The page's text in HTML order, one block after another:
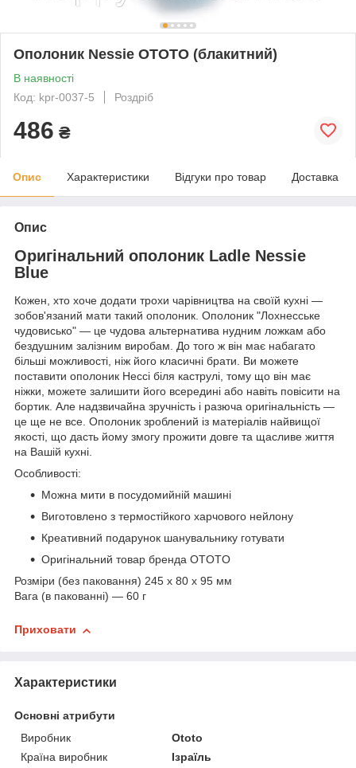
Ополоник Nessie OTOTO (блакитний)
В наявності
Код: kpr-0037-5
Роздріб
486 ₴
Опис Характеристики Відгуки про товар Доставка
Опис
Оригінальний ополоник Ladle Nessie
Blue
Кожен, хто хоче додати трохи чарівництва на своїй кухні —
зобов'язаний мати такий ополоник. Ополоник "Лохнесське
чудовисько" — це чудова альтернатива нудним ложкам або
бездушним залізним виробам. До того ж він має набагато
більші можливості, ніж його класичні брати. Ви можете
поставити ополоник Нессі біля каструлі, тому що він має
ніжки, можете залишити його всередині або навіть повісити на
бортик. Але надзвичайна зручність і разюча оригінальність —
це ще не все. Ополоник зроблений із матеріалів найвищої
якості, що дасть йому змогу прожити довге та щасливе життя
на Вашій кухні.
Особливості:
Можна мити в посудомийній машині
Виготовлено з термостійкого харчового нейлону
Креативний подарунок шанувальнику готувати
Оригінальний товар бренда OTOTO
Розміри (без паковання) 245 x 80 x 95 мм
Вага (в пакованні) — 60 г
Приховати
Характеристики
Основні атрибути
Виробник
Ototo
Країна виробник
Ізраїль